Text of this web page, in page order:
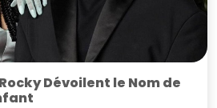
Dévoilent le Nom de